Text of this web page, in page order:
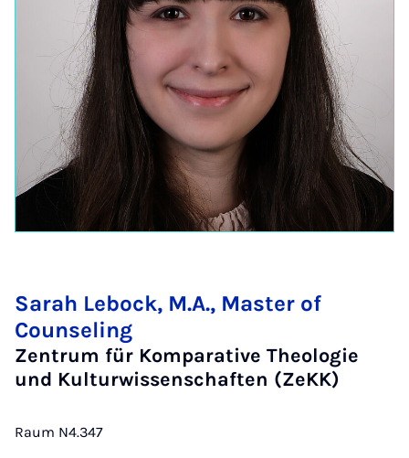
Sarah Lebock, M.A., Master of
Counseling
Zentrum für Komparative Theologie
und Kulturwissenschaften (ZeKK)
Raum N4.347